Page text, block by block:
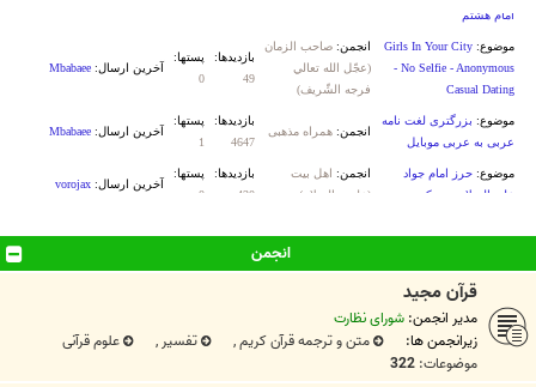
انجمن
قرآن مجید
مدیر انجمن: شورای نظارت
زیرانجمن ها:
متن و ترجمه قرآن کریم, تفسیر ,
علوم قرآنی
موضوعات: 322